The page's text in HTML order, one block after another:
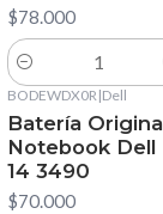
$78.000
Cantidad
BODEWDX0R |Dell
Batería
Notebook
14 3490
$70.000